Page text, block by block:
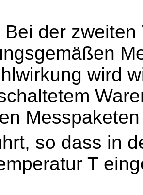
Bei der zweiten
wird
so dass in
T